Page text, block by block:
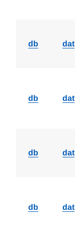
db dat
db dat
db dat
db dat